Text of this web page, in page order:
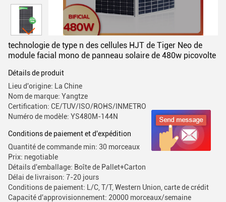
technologie de type n des cellules HJT de Tiger Neo de
module facial mono de panneau solaire de 480w picovolte
Détails de produit
Lieu d'origine: La Chine
Nom de marque: Yangtze
Certification: CE/TUV/ISO/ROHS/INMETRO
Numéro de modèle: YS480M-144N
Conditions de paiement et d'expédition
Quantité de commande min: 30 morceaux
Prix: negotiable
Détails d'emballage: Boîte de Pallet+Carton
Délai de livraison: 7-20 jours
Conditions de paiement: L/C, T/T, Western Union, carte de crédit
Capacité d'approvisionnement: 20000 morceaux/semaine